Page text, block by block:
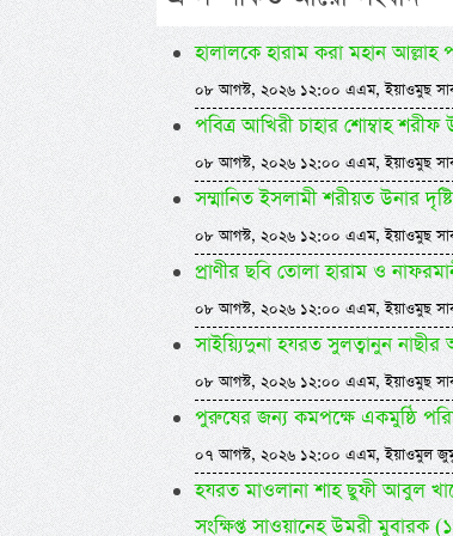
হালালকে হারাম করা মহান আল্লাহ
০৮ আগস্ট, ২০২৬ ১২:০০ এএম, ইয়াওমুছ
পবিত্র আখিরী চাহার শোম্বাহ
০৮ আগস্ট, ২০২৬ ১২:০০ এএম, ইয়াওমুছ
সম্মানিত ইসলামী শরীয়ত উনার
০৮ আগস্ট, ২০২৬ ১২:০০ এএম, ইয়াওমুছ
প্রাণীর ছবি তোলা হারাম ও
০৮ আগস্ট, ২০২৬ ১২:০০ এএম, ইয়াওমুছ
সাইয়্যিদুনা হযরত সুলত্বানুন
০৮ আগস্ট, ২০২৬ ১২:০০ এএম, ইয়াওমুছ
পুরুষের জন্য কমপক্ষে একমুষ্ঠি
০৭ আগস্ট, ২০২৬ ১২:০০ এএম, ইয়াওমুল
হযরত মাওলানা শাহ ছুফী আবুল
সংক্ষিপ্ত সাওয়ানেহ উমরী মুবারক